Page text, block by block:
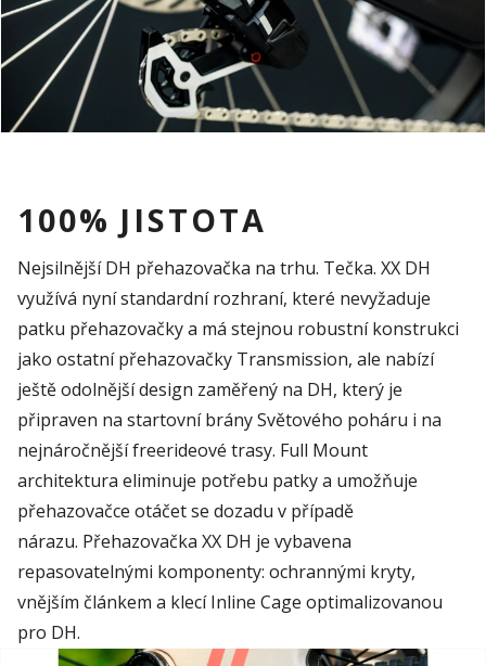
100% JISTOTA
Nejsilnější DH přehazovačka na trhu. Tečka. XX DH
využívá nyní standardní rozhraní, které nevyžaduje
patku přehazovačky a má stejnou robustní konstrukci
jako ostatní přehazovačky Transmission, ale nabízí
ještě odolnější design zaměřený na DH, který je
připraven na startovní brány Světového poháru i na
nejnáročnější freerideové trasy. Full Mount
architektura eliminuje potřebu patky a umožňuje
přehazovačce otáčet se dozadu v případě
nárazu. Přehazovačka XX DH je vybavena
repasovatelnými komponenty: ochrannými kryty,
vnějším článkem a klecí Inline Cage optimalizovanou
pro DH.